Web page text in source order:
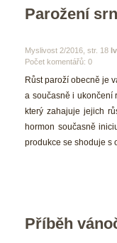
Parožení
Myslivost 2/2016, str. 18
Počet komentářů: 0
Růst paroží obecně je
a současně i ukončení
který zahajuje jejich
hormon současně
produkce se shoduje s
Příběh